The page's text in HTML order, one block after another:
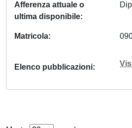
Afferenza attuale o
ultima disponibile
Matricola
Elenco pubblicazioni